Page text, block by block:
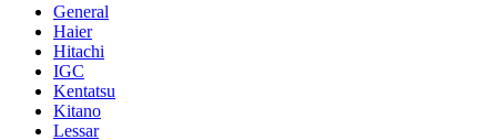
General
Haier
Hitachi
IGC
Kentatsu
Kitano
Lessar